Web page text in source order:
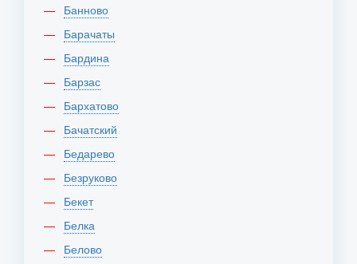
Банново
Барачаты
Бардина
Барзас
Бархатово
Бачатский
Бедарево
Безруково
Бекет
Белка
Белово